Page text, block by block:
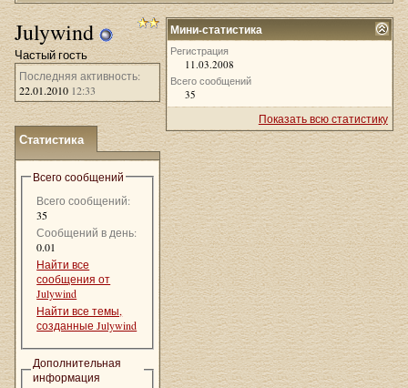
Julywind
Частый гость
Последняя активность:
22.01.2010 12:33
Статистика
Всего сообщений
Всего сообщений:
35
Сообщений в день:
0.01
Найти все
сообщения от
Julywind
Найти все темы,
созданные Julywind
Дополнительная
информация
Мини-статистика
Регистрация
11.03.2008
Всего сообщений
35
Показать всю статистику